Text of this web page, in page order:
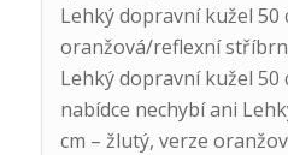
Lehký dopravní kužel 50
oranžová/reflexní
Lehký dopravní kužel 50
nabídce nechybí ani
cm – žlutý, verze